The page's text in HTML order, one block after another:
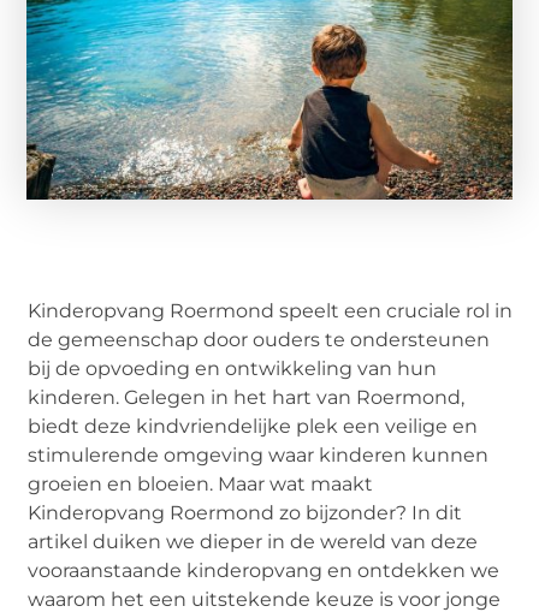
Kinderopvang Roermond speelt een cruciale rol in
de gemeenschap door ouders te ondersteunen
bij de opvoeding en ontwikkeling van hun
kinderen. Gelegen in het hart van Roermond,
biedt deze kindvriendelijke plek een veilige en
stimulerende omgeving waar kinderen kunnen
groeien en bloeien. Maar wat maakt
Kinderopvang Roermond zo bijzonder? In dit
artikel duiken we dieper in de wereld van deze
vooraanstaande kinderopvang en ontdekken we
waarom het een uitstekende keuze is voor jonge